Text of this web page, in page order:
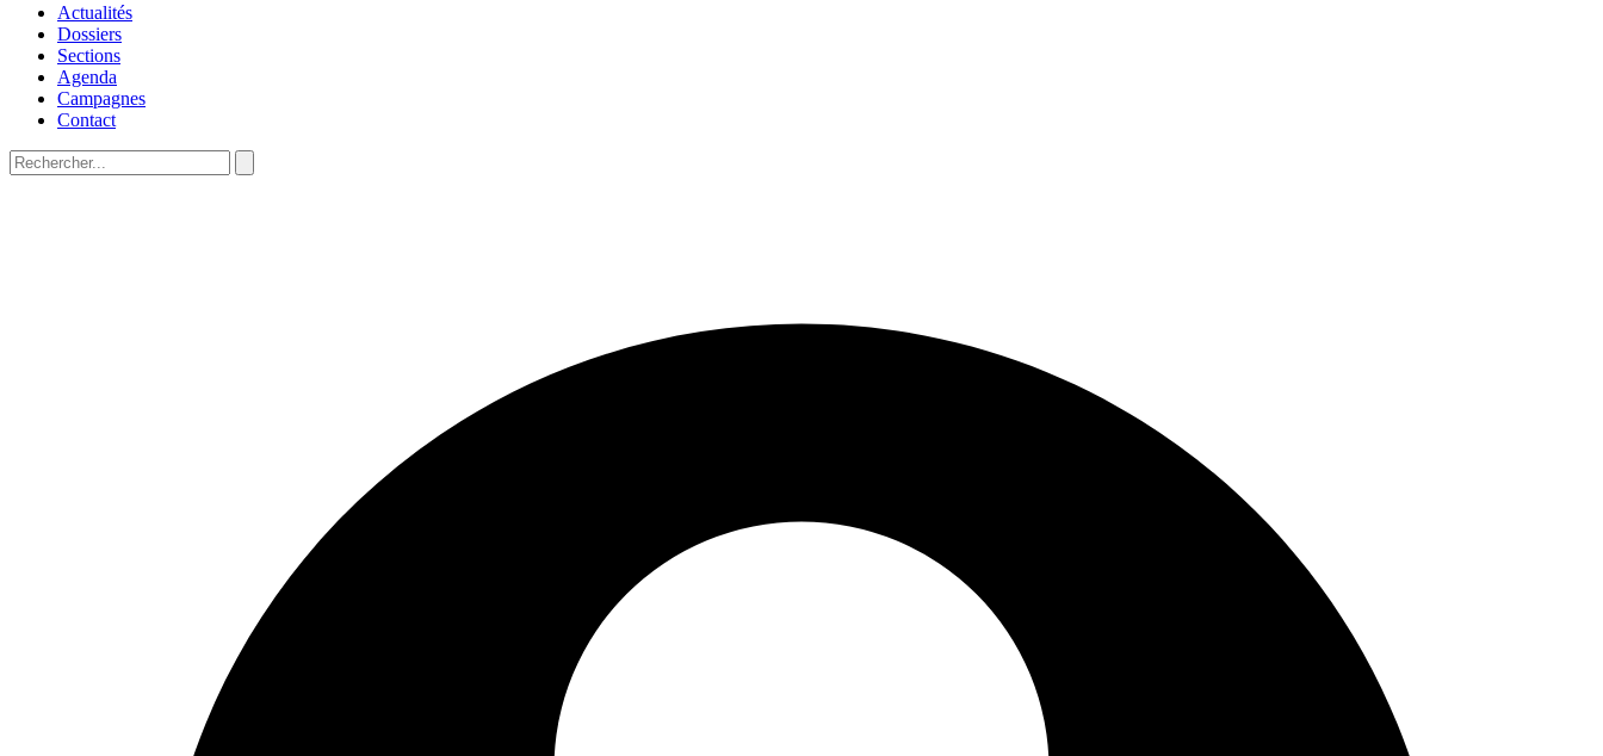
Actualités
Dossiers
Sections
Agenda
Campagnes
Contact